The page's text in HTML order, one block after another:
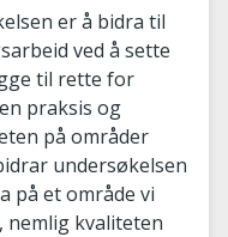
er å bidra til
ved å sette
til rette for
praksis og
på områder
undersøkelsen
på et område vi
nemlig kvaliteten